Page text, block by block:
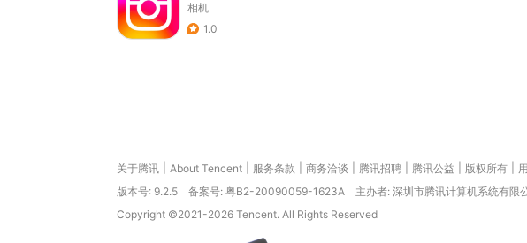
相机
1.0
关于腾讯 About Tencent 服务条款 商务洽谈 腾讯招聘 腾讯公益 版权所有
版本号: 9.2.5 备案号: 粤B2-20090059-1623A
主办者: 深圳市腾讯计算机系统有限
Copyright ©2021-2026 Tencent. All Rights Reserved